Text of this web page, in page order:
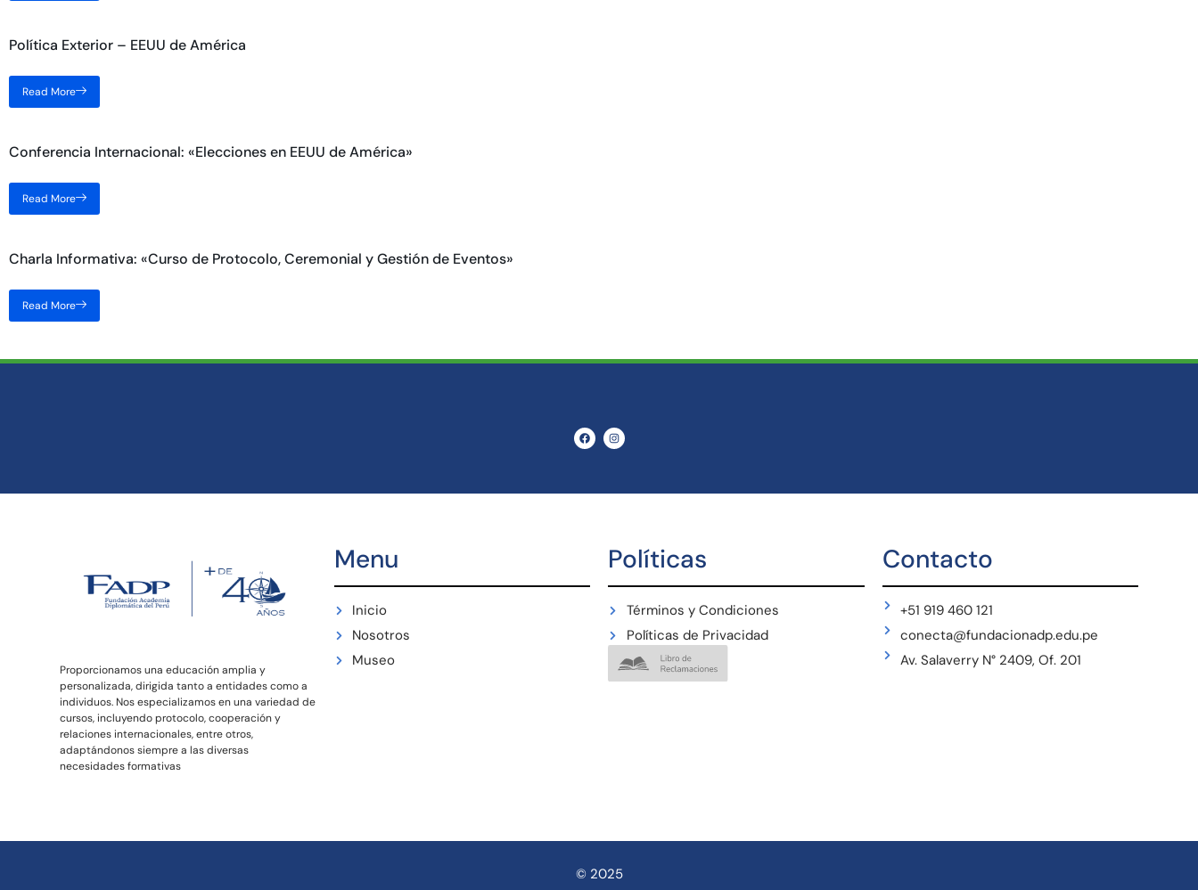
Política Exterior – EEUU de América
Read More
Conferencia Internacional: «Elecciones en EEUU de América»
Read More
Charla Informativa: «Curso de Protocolo, Ceremonial y Gestión de Eventos»
Read More
Proporcionamos una educación amplia y
personalizada, dirigida tanto a entidades como a
individuos. Nos especializamos en una variedad de
cursos, incluyendo protocolo, cooperación y
relaciones internacionales, entre otros,
adaptándonos siempre a las diversas
necesidades formativas
Menu
Inicio
Nosotros
Museo
Políticas
Términos y Condiciones
Políticas de Privacidad
Contacto
+51 919 460 121
conecta@fundacionadp.edu.pe
Av. Salaverry N° 2409, Of. 201
© 2025